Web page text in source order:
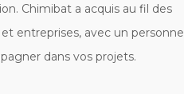
Chimibat a acquis au fil des
entreprises, avec un personnel
dans vos projets.